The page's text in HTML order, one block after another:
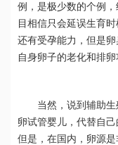
例，是极少数的个例
目相信只会延误生育
还有受孕能力，但是
自身卵子的老化和排卵
当然，说到辅助
卵试管婴儿，代替自
但是，在国内，卵源